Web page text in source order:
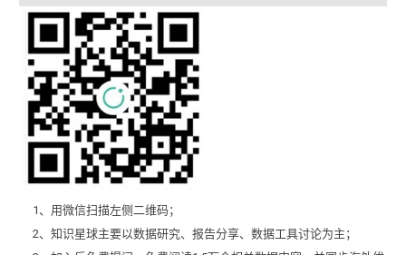
1、用微信扫描左侧二维码；
2、知识星球主要以数据研究、报告分享、数据工具讨论为主；